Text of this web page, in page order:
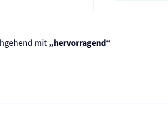
mit „hervorragend“